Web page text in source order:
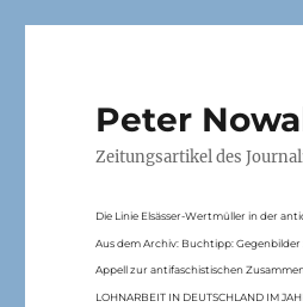
Peter
Zeitungsartikel des
Die Linie Elsässer-Wertmüller in der
Aus dem Archiv: Buchtipp: Gegenbilder
Appell zur antifaschistischen
LOHNARBEIT IN DEUTSCHLAND IM